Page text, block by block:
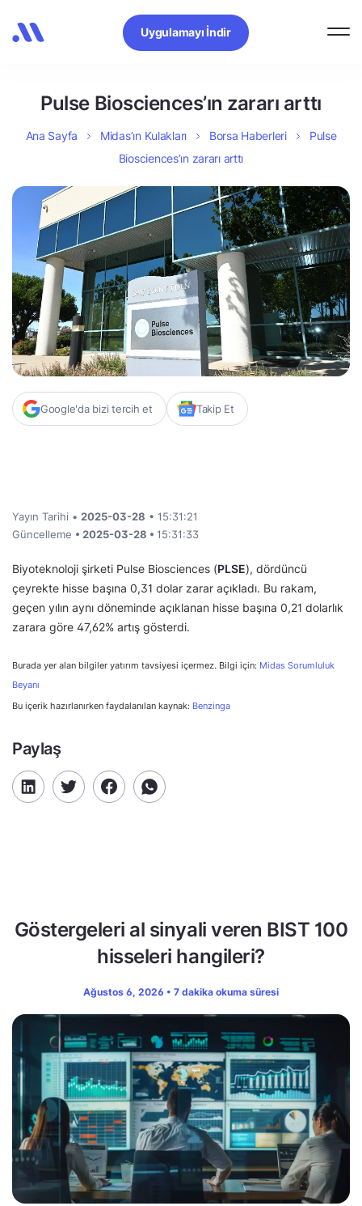
Uygulamayı İndir
Pulse Biosciences’ın zararı arttı
Ana Sayfa Midas’ın Kulakları Borsa Haberleri
Pulse
Biosciences’ın zararı arttı
Google'da bizi tercih et Takip Et
Yayın Tarihi • 2025-03-28 • 15:31:21
Güncelleme • 2025-03-28 • 15:31:33
Biyoteknoloji şirketi Pulse Biosciences (PLSE), dördüncü
çeyrekte hisse başına 0,31 dolar zarar açıkladı. Bu rakam,
geçen yılın aynı döneminde açıklanan hisse başına 0,21 dolarlık
zarara göre 47,62% artış gösterdi.
Burada yer alan bilgiler yatırım tavsiyesi içermez. Bilgi için: Midas Sorumluluk
Beyanı
Bu içerik hazırlanırken faydalanılan kaynak: Benzinga
Paylaş
Göstergeleri al sinyali veren BIST 100
hisseleri hangileri?
Ağustos 6, 2026 • 7 dakika okuma süresi